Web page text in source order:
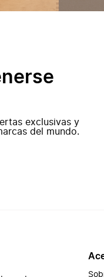
exclusivas y
del mundo.